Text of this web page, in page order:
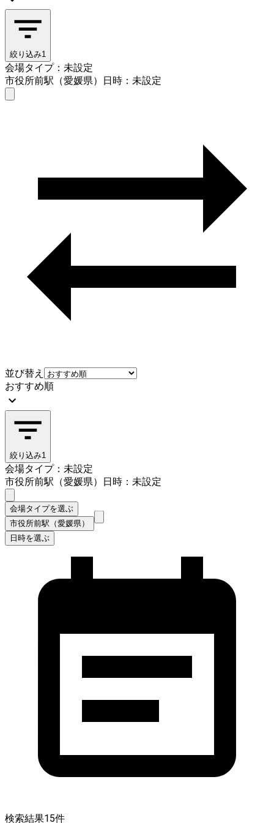
絞り込み1
会場タイプ：未設定
市役所前駅（愛媛県）
日時：未設定
並び替え
おすすめ順
絞り込み1
会場タイプ：未設定
市役所前駅（愛媛県）
日時：未設定
会場タイプを選ぶ
市役所前駅（愛媛県）
日時を選ぶ
検索結果15件